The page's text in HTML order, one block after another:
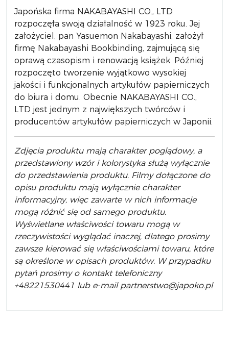
Japońska firma NAKABAYASHI CO., LTD
rozpoczęła swoją działalność w 1923 roku. Jej
założyciel, pan Yasuemon Nakabayashi, założył
firmę Nakabayashi Bookbinding, zajmującą się
oprawą czasopism i renowacją książek. Później
rozpoczęto tworzenie wyjątkowo wysokiej
jakości i funkcjonalnych artykułów papierniczych
do biura i domu. Obecnie NAKABAYASHI CO.,
LTD jest jednym z największych twórców i
producentów artykułów papierniczych w Japonii.
Zdjęcia produktu mają charakter poglądowy, a
przedstawiony wzór i kolorystyka służą wyłącznie
do przedstawienia produktu. Filmy dołączone do
opisu produktu mają wyłącznie charakter
informacyjny, więc zawarte w nich informacje
mogą różnić się od samego produktu.
Wyświetlane właściwości towaru mogą w
rzeczywistości wyglądać inaczej, dlatego prosimy
zawsze kierować się właściwościami towaru, które
są określone w opisach produktów. W przypadku
pytań prosimy o kontakt telefoniczny
+48221530441 lub e-mail partnerstwo@japoko.pl